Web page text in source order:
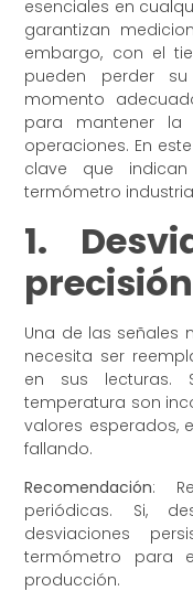
esenciales en
garantizan
embargo, con el
pueden perder
momento
para mantener
operaciones. En
clave que
termómetro
1.
precisión
Una de las señales
necesita ser
en sus lecturas.
temperatura son
valores esperados,
fallando.
Recomendación:
periódicas. Si,
desviaciones
termómetro para
producción.